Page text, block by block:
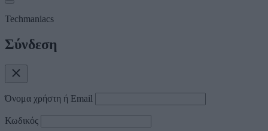
Techmaniacs
Σύνδεση
Όνομα χρήστη ή Email
Κωδικός